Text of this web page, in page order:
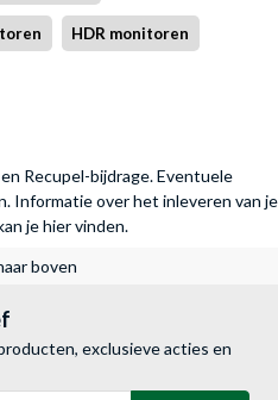
HDR monitoren
Recupel-bijdrage. Eventuele
Informatie over het inleveren van je
je hier vinden.
boven
exclusieve acties en